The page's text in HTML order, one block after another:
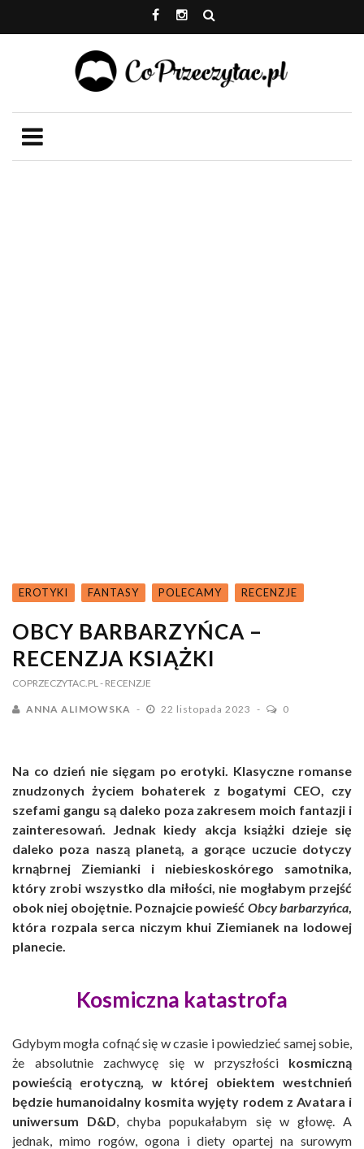
EROTYKI FANTASY POLECAMY RECENZJE
OBCY BARBARZYŃCA –
RECENZJA KSIĄŻKI
COPRZECZYTAC.PL - RECENZJE
ANNA ALIMOWSKA 22 listopada 2023 0
Na co dzień nie sięgam po erotyki. Klasyczne romanse
znudzonych życiem bohaterek z bogatymi CEO, czy
szefami gangu są daleko poza zakresem moich fantazji i
zainteresowań. Jednak kiedy akcja książki dzieje się
daleko poza naszą planetą, a gorące uczucie dotyczy
krnąbrnej Ziemianki i niebieskoskórego samotnika,
który zrobi wszystko dla miłości, nie mogłabym przejść
obok niej obojętnie. Poznajcie powieść Obcy barbarzyńca,
która rozpala serca niczym khui Ziemianek na lodowej
planecie.
Kosmiczna katastrofa
Gdybym mogła cofnąć się w czasie i powiedzieć samej sobie,
że absolutnie zachwycę się w przyszłości kosmiczną
powieścią erotyczną, w której obiektem westchnień
będzie humanoidalny kosmita wyjęty rodem z Avatara i
uniwersum D&D , chyba popukałabym się w głowę. A
jednak, mimo rogów, ogona i diety opartej na surowym